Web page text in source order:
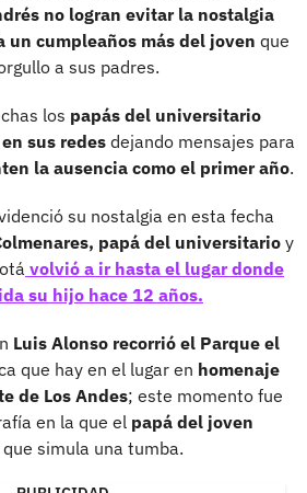
no logran evitar la nostalgia
un cumpleaños más del joven que
a sus padres.
los papás del universitario
sus redes dejando mensajes para
la ausencia como el primer año.
su nostalgia en esta fecha
papá del universitario y
volvió a ir hasta el lugar donde
su hijo hace 12 años.
Luis Alonso recorrió el Parque el
que hay en el lugar en homenaje
de Los Andes; este momento fue
en la que el papá del joven
que simula una tumba.